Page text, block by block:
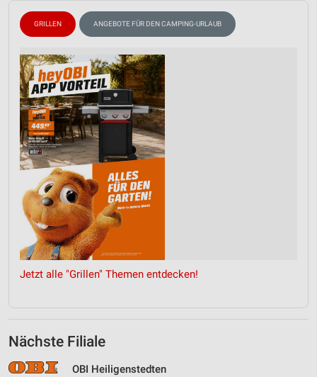
GRILLEN ANGEBOTE FÜR DEN CAMPING-URLAUB
Jetzt alle "Grillen" Themen entdecken!
Nächste Filiale
OBI Heiligenstedten